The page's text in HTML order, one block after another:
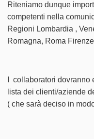
Riteniamo dunque
competenti nella
Regioni Lombardia ,
Romagna, Roma
I collaboratori
lista dei clienti/aziende
( che sarà deciso in